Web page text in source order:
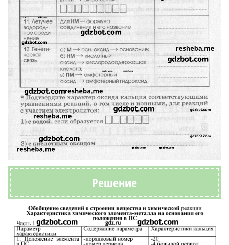
Решение